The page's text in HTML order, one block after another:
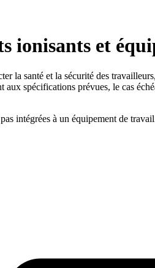
ionisants et
la santé et la sécurité des
spécifications prévues, le cas
intégrées à un équipement de